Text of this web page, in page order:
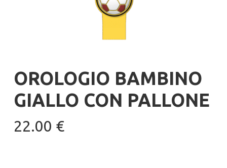
OROLOGIO BAMBINO
GIALLO CON PALLONE
22.00 €